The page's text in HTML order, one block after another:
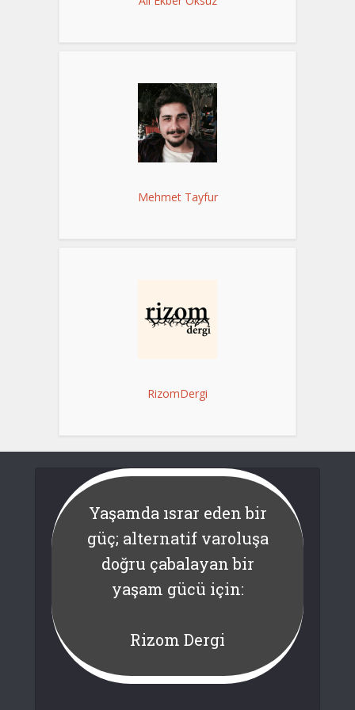
Mehmet Tayfur
RizomDergi
Yaşamda ısrar eden bir
güç; alternatif varoluşa
doğru çabalayan bir
yaşam gücü için:
Rizom Dergi